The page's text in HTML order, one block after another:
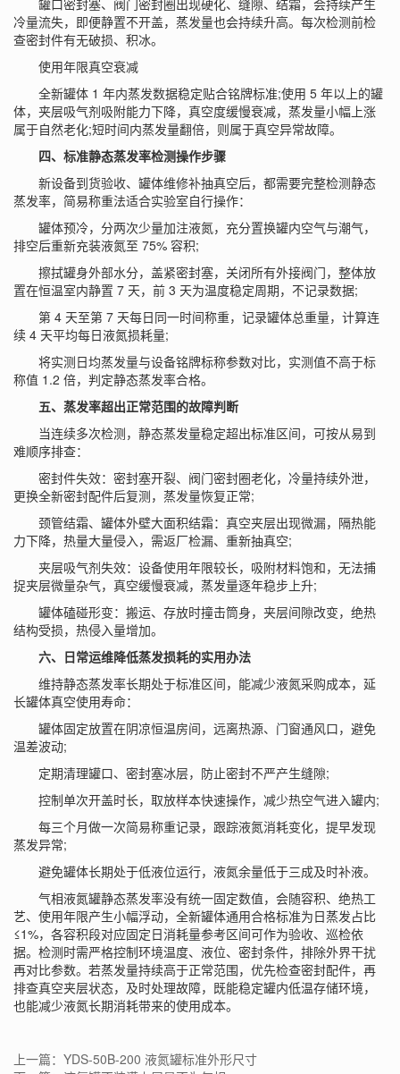
罐口密封塞、阀门密封圈出现硬化、缝隙、结霜，会持续产生
冷量流失，即便静置不开盖，蒸发量也会持续升高。每次检测前检
查密封件有无破损、积冰。
使用年限真空衰减
全新罐体 1 年内蒸发数据稳定贴合铭牌标准;使用 5 年以上的罐
体，夹层吸气剂吸附能力下降，真空度缓慢衰减，蒸发量小幅上涨
属于自然老化;短时间内蒸发量翻倍，则属于真空异常故障。
四、标准静态蒸发率检测操作步骤
新设备到货验收、罐体维修补抽真空后，都需要完整检测静态
蒸发率，简易称重法适合实验室自行操作：
罐体预冷，分两次少量加注液氮，充分置换罐内空气与潮气，
排空后重新充装液氮至 75% 容积;
擦拭罐身外部水分，盖紧密封塞，关闭所有外接阀门，整体放
置在恒温室内静置 7 天，前 3 天为温度稳定周期，不记录数据;
第 4 天至第 7 天每日同一时间称重，记录罐体总重量，计算连
续 4 天平均每日液氮损耗量;
将实测日均蒸发量与设备铭牌标称参数对比，实测值不高于标
称值 1.2 倍，判定静态蒸发率合格。
五、蒸发率超出正常范围的故障判断
当连续多次检测，静态蒸发量稳定超出标准区间，可按从易到
难顺序排查：
密封件失效：密封塞开裂、阀门密封圈老化，冷量持续外泄，
更换全新密封配件后复测，蒸发量恢复正常;
颈管结霜、罐体外壁大面积结霜：真空夹层出现微漏，隔热能
力下降，热量大量侵入，需返厂检漏、重新抽真空;
夹层吸气剂失效：设备使用年限较长，吸附材料饱和，无法捕
捉夹层微量杂气，真空缓慢衰减，蒸发量逐年稳步上升;
罐体磕碰形变：搬运、存放时撞击筒身，夹层间隙改变，绝热
结构受损，热侵入量增加。
六、日常运维降低蒸发损耗的实用办法
维持静态蒸发率长期处于标准区间，能减少液氮采购成本，延
长罐体真空使用寿命：
罐体固定放置在阴凉恒温房间，远离热源、门窗通风口，避免
温差波动;
定期清理罐口、密封塞冰层，防止密封不严产生缝隙;
控制单次开盖时长，取放样本快速操作，减少热空气进入罐内;
每三个月做一次简易称重记录，跟踪液氮消耗变化，提早发现
蒸发异常;
避免罐体长期处于低液位运行，液氮余量低于三成及时补液。
气相液氮罐静态蒸发率没有统一固定数值，会随容积、绝热工
艺、使用年限产生小幅浮动，全新罐体通用合格标准为日蒸发占比
≤1%，各容积段对应固定日消耗量参考区间可作为验收、巡检依
据。检测时需严格控制环境温度、液位、密封条件，排除外界干扰
再对比参数。若蒸发量持续高于正常范围，优先检查密封配件，再
排查真空夹层状态，及时处理故障，既能稳定罐内低温存储环境，
也能减少液氮长期消耗带来的使用成本。
上一篇：YDS-50B-200 液氮罐标准外形尺寸